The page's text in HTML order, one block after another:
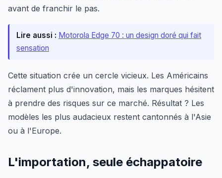
avant de franchir le pas.
Lire aussi : Motorola Edge 70 : un design doré qui fait
sensation
Cette situation crée un cercle vicieux. Les Américains
réclament plus d'innovation, mais les marques hésitent
à prendre des risques sur ce marché. Résultat ? Les
modèles les plus audacieux restent cantonnés à l'Asie
ou à l'Europe.
L'importation, seule échappatoire